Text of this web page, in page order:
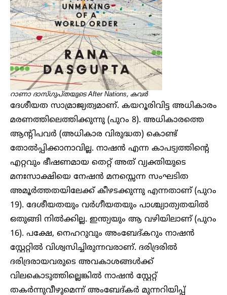
റാണാ ദാസ്ഗുപ്തയുടെ After Nations, കവർ
ദേശീയത സാമ്രാജ്യത്വമാണ്. കയറൂരിവിട്ട അധികാരം
മരണത്തിലെത്തിക്കുന്നു (പുറം 8). അധികാരത്തെ
ആന്റിപവർ (അധികാര വിരുദ്ധത) കൊണ്ട്
തോൽപ്പിക്കാനാവില്ല. നാഷൻ എന്ന കാപട്യത്തിന്റെ
എറ്റവും ഭീഷണമായ തെറ്റ് അത് വ്യക്തിയുടെ
മനഃസാക്ഷിയെ നേഷൻ മനസ്സെന്ന സംഘടിത
അമൂർത്തതയിലേക്ക് കീഴടക്കുന്നു എന്നതാണ് (പുറം
19). ദേശീയതയും വർ​​ഗീയതയും പാശ്ച്യാത്യതയിൽ
ഒതുങ്ങി നിൽക്കില്ല. ഇന്ത്യയും ആ വഴിയിലാണ് (പുറം
16). പക്ഷേ, നെഹറുവും അംബേദ്കറും നാഷൻ
സ്റ്റേറ്റിൽ വിശ്വസിച്ചിരുന്നവരാണ്. ദരിദ്രരിൽ
ദരിദ്രരായവരുടെ അവകാശങ്ങൾക്ക്
വിലകൊടുത്തില്ലെങ്കിൽ നാഷൻ സ്റ്റേറ്റ്
തകർന്നുവീഴുമെന്ന് അംബേദ്കർ മുന്നറിയിപ്പ്